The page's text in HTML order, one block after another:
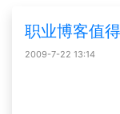
职业博客值
2009-7-22 13:14